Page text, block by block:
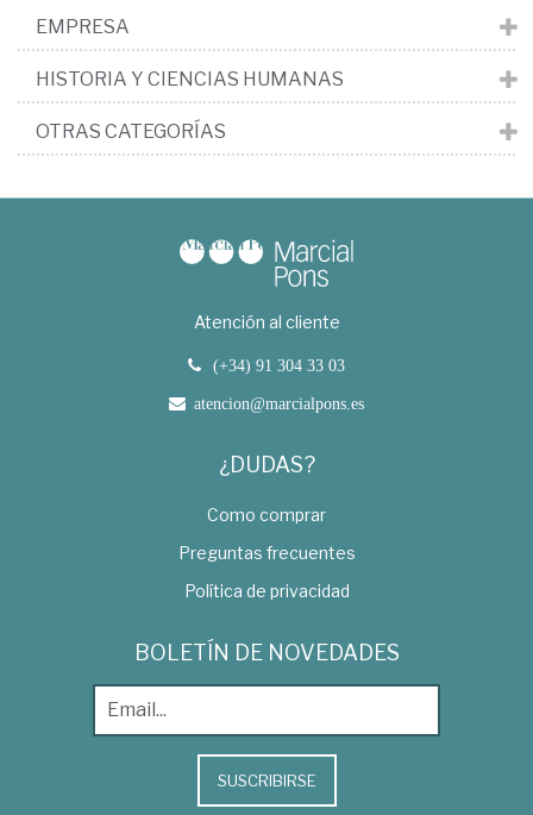
EMPRESA
HISTORIA Y CIENCIAS HUMANAS
OTRAS CATEGORÍAS
Atención al cliente
(+34) 91 304 33 03
atencion@marcialpons.es
¿DUDAS?
Como comprar
Preguntas frecuentes
Política de privacidad
BOLETÍN DE NOVEDADES
SUSCRIBIRSE